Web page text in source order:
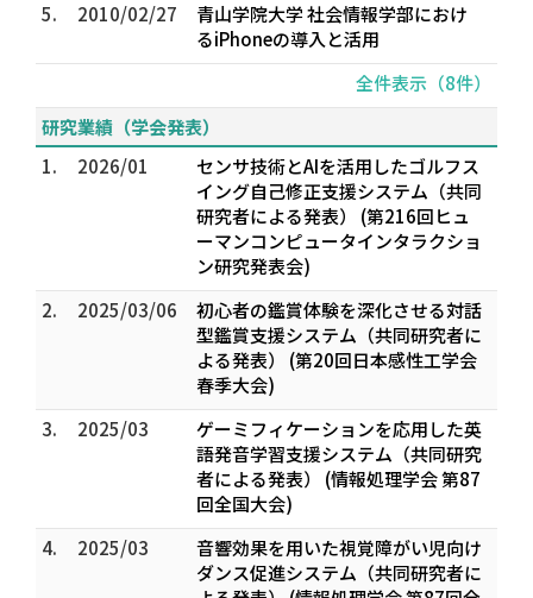
5.
2010/02/27
青山学院大学 社会情報学部におけ
るiPhoneの導入と活用
全件表示（8件）
研究業績（学会発表）
1.
2026/01
センサ技術とAIを活用したゴルフス
イング自己修正支援システム（共同
研究者による発表） (第216回ヒュ
ーマンコンピュータインタラクショ
ン研究発表会)
2.
2025/03/06
初心者の鑑賞体験を深化させる対話
型鑑賞支援システム（共同研究者に
よる発表） (第20回日本感性工学会
春季大会)
3.
2025/03
ゲーミフィケーションを応用した英
語発音学習支援システム（共同研究
者による発表） (情報処理学会 第87
回全国大会)
4.
2025/03
音響効果を用いた視覚障がい児向け
ダンス促進システム（共同研究者に